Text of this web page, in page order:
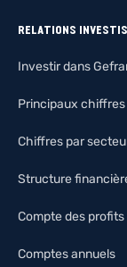
RELATIONS
Investir dans
Principaux
Chiffres par
Structure
Compte des
Comptes annuels